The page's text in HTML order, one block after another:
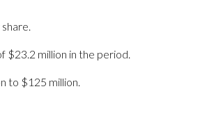
$23.2 million in the period.
to $125 million.